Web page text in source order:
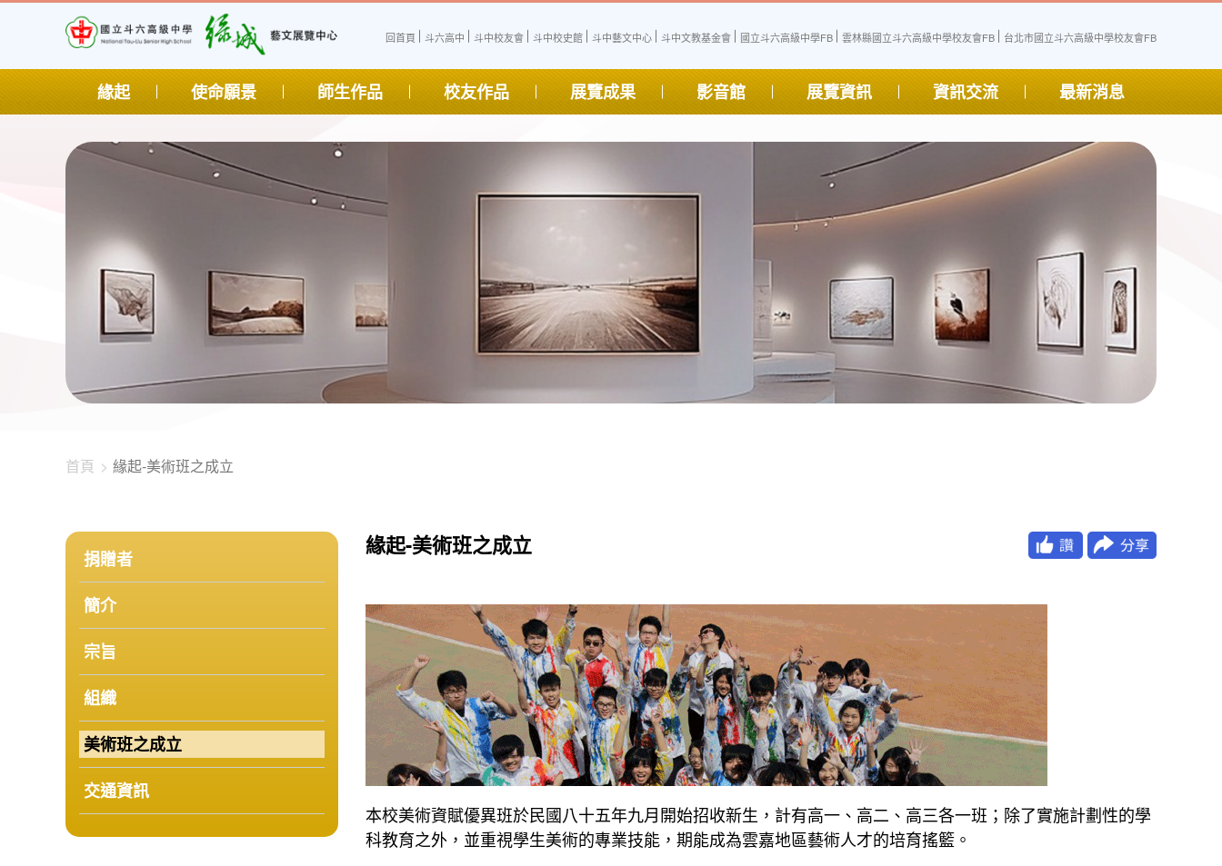
1344-2102
回首頁 斗六高中 斗中校友會 斗中校史館 斗中藝文中心 斗中文教基金會 國立斗六高級中學FB 雲林縣國立斗六高級中學校友會FB 台北市國立斗六高級中學校友會FB
緣起 使命願景 師生作品 校友作品 展覽成果 影音館 展覽資訊 資訊交流 最新消息
首頁 緣起-美術班之成立
捐贈者
簡介
宗旨
組織
美術班之成立
交通資訊
緣起-美術班之成立
本校美術資賦優異班於民國八十五年九月開始招收新生，計有高一、高二、高三各一班；除了實施計劃性的學
科教育之外，並重視學生美術的專業技能，期能成為雲嘉地區藝術人才的培育搖籃。